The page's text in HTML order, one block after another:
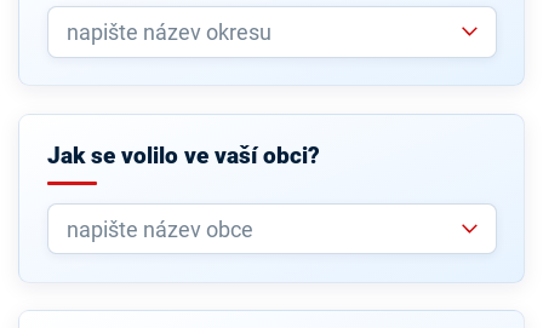
Jak se volilo ve vaší obci?